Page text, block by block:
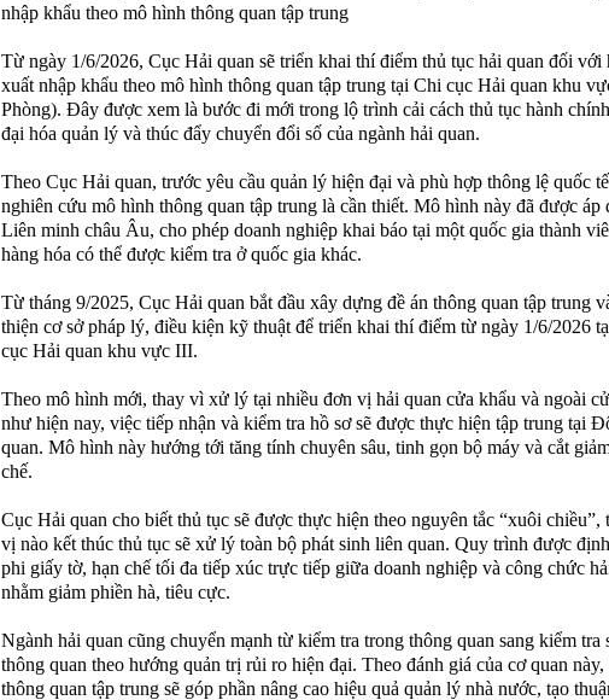
nhập khẩu theo mô hình thông quan tập trung
Từ ngày 1/6/2026, Cục Hải quan sẽ triển khai thí điểm thủ tục hải quan đối với
xuất nhập khẩu theo mô hình thông quan tập trung tại Chi cục Hải quan khu
Phòng). Đây được xem là bước đi mới trong lộ trình cải cách thủ tục hành
đại hóa quản lý và thúc đẩy chuyển đổi số của ngành hải quan.
Theo Cục Hải quan, trước yêu cầu quản lý hiện đại và phù hợp thông lệ quốc
nghiên cứu mô hình thông quan tập trung là cần thiết. Mô hình này đã được áp
Liên minh châu Âu, cho phép doanh nghiệp khai báo tại một quốc gia thành
hàng hóa có thể được kiểm tra ở quốc gia khác.
Từ tháng 9/2025, Cục Hải quan bắt đầu xây dựng đề án thông quan tập trung
thiện cơ sở pháp lý, điều kiện kỹ thuật để triển khai thí điểm từ ngày 1/6/2026
cục Hải quan khu vực III.
Theo mô hình mới, thay vì xử lý tại nhiều đơn vị hải quan cửa khẩu và ngoài
như hiện nay, việc tiếp nhận và kiểm tra hồ sơ sẽ được thực hiện tập trung tại
quan. Mô hình này hướng tới tăng tính chuyên sâu, tinh gọn bộ máy và cắt
chế.
Cục Hải quan cho biết thủ tục sẽ được thực hiện theo nguyên tắc “xuôi chiều”,
vị nào kết thúc thủ tục sẽ xử lý toàn bộ phát sinh liên quan. Quy trình được
phi giấy tờ, hạn chế tối đa tiếp xúc trực tiếp giữa doanh nghiệp và công chức
nhằm giảm phiền hà, tiêu cực.
Ngành hải quan cũng chuyển mạnh từ kiểm tra trong thông quan sang kiểm tra
thông quan theo hướng quản trị rủi ro hiện đại. Theo đánh giá của cơ quan
thông quan tập trung sẽ góp phần nâng cao hiệu quả quản lý nhà nước, tạo